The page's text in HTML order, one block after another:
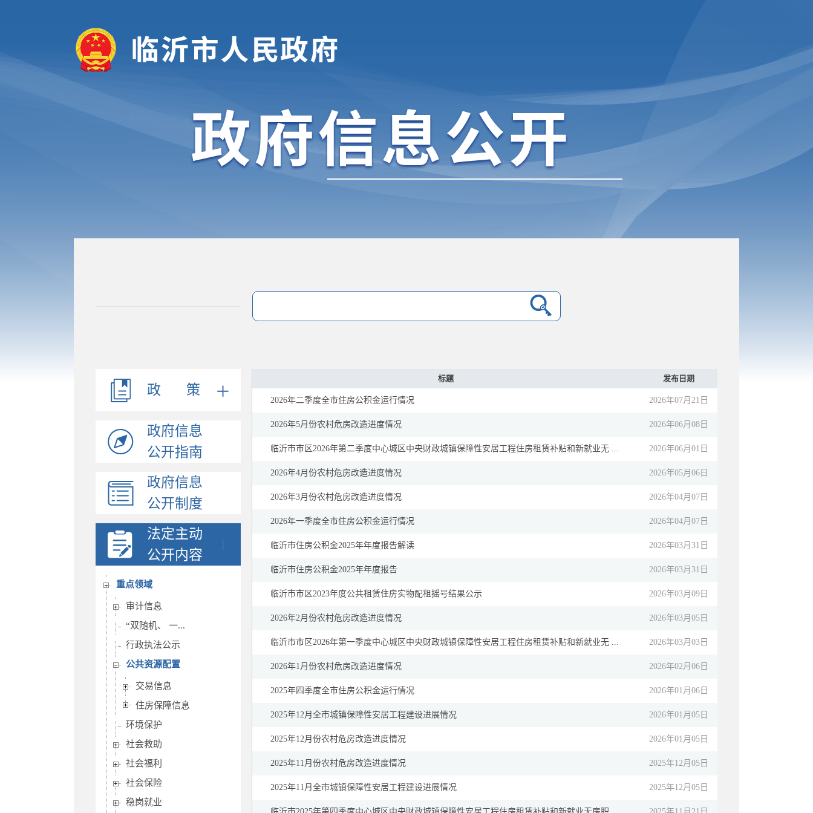
政 策
政府信息
公开指南
政府信息
公开制度
法定主动
公开内容
人事信息
政府工作报告
统计信息
政府采购
价格与收费
行政许可和其他对外管...
行政权力
重要部署执行公开
重点领域
审计信息
“双随机、 一...
行政执法公示
公共资源配置
交易信息
住房保障信息
环境保护
社会救助
社会福利
社会保险
稳岗就业
标题 发布日期
2026年二季度全市住房公积金运行情况 2026年07月21日
2026年5月份农村危房改造进度情况 2026年06月08日
临沂市市区2026年第二季度中心城区中央财政城镇保障性安居工程住房租赁补贴和新就业无 ... 2026年06月01日
2026年4月份农村危房改造进度情况 2026年05月06日
2026年3月份农村危房改造进度情况 2026年04月07日
2026年一季度全市住房公积金运行情况 2026年04月07日
临沂市住房公积金2025年年度报告解读 2026年03月31日
临沂市住房公积金2025年年度报告 2026年03月31日
临沂市市区2023年度公共租赁住房实物配租摇号结果公示 2026年03月09日
2026年2月份农村危房改造进度情况 2026年03月05日
临沂市市区2026年第一季度中心城区中央财政城镇保障性安居工程住房租赁补贴和新就业无 ... 2026年03月03日
2026年1月份农村危房改造进度情况 2026年02月06日
2025年四季度全市住房公积金运行情况 2026年01月06日
2025年12月全市城镇保障性安居工程建设进展情况 2026年01月05日
2025年12月份农村危房改造进度情况 2026年01月05日
2025年11月份农村危房改造进度情况 2025年12月05日
2025年11月全市城镇保障性安居工程建设进展情况 2025年12月05日